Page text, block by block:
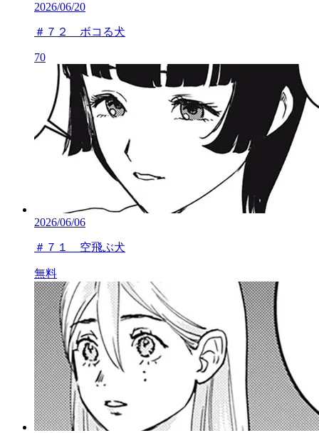
2026/06/20
＃７２ ボコる犬
70
2026/06/06
＃７１ 空飛ぶ犬
無料